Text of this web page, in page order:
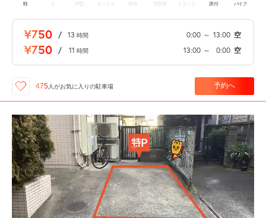
軽 中型 ボックス SUV 大型車 トラック 原付 バイク
¥750 / 13 時間 0:00 ～ 13:00 空
¥750 / 11 時間 13:00 ～ 0:00 空
475 人がお気に入りの駐車場 予約へ